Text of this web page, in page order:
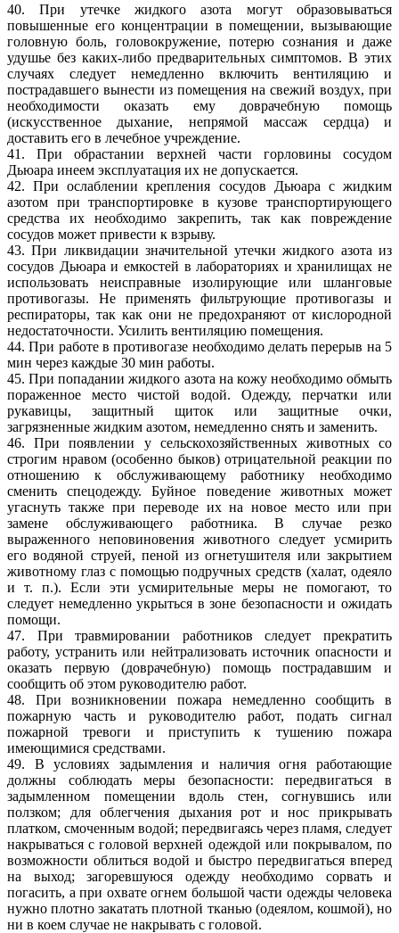
40. При утечке жидкого азота могут образовываться
повышенные его концентрации в помещении, вызывающие
головную боль, головокружение, потерю сознания и даже
удушье без каких-либо предварительных симптомов. В этих
случаях следует немедленно включить вентиляцию и
пострадавшего вынести из помещения на свежий воздух, при
необходимости оказать ему доврачебную помощь
(искусственное дыхание, непрямой массаж сердца) и
доставить его в лечебное учреждение.
41. При обрастании верхней части горловины сосудом
Дьюара инеем эксплуатация их не допускается.
42. При ослаблении крепления сосудов Дьюара с жидким
азотом при транспортировке в кузове транспортирующего
средства их необходимо закрепить, так как повреждение
сосудов может привести к взрыву.
43. При ликвидации значительной утечки жидкого азота из
сосудов Дьюара и емкостей в лабораториях и хранилищах не
использовать неисправные изолирующие или шланговые
противогазы. Не применять фильтрующие противогазы и
респираторы, так как они не предохраняют от кислородной
недостаточности. Усилить вентиляцию помещения.
44. При работе в противогазе необходимо делать перерыв на 5
мин через каждые 30 мин работы.
45. При попадании жидкого азота на кожу необходимо обмыть
пораженное место чистой водой. Одежду, перчатки или
рукавицы, защитный щиток или защитные очки,
загрязненные жидким азотом, немедленно снять и заменить.
46. При появлении у сельскохозяйственных животных со
строгим нравом (особенно быков) отрицательной реакции по
отношению к обслуживающему работнику необходимо
сменить спецодежду. Буйное поведение животных может
угаснуть также при переводе их на новое место или при
замене обслуживающего работника. В случае резко
выраженного неповиновения животного следует усмирить
его водяной струей, пеной из огнетушителя или закрытием
животному глаз с помощью подручных средств (халат, одеяло
и т. п.). Если эти усмирительные меры не помогают, то
следует немедленно укрыться в зоне безопасности и ожидать
помощи.
47. При травмировании работников следует прекратить
работу, устранить или нейтрализовать источник опасности и
оказать первую (доврачебную) помощь пострадавшим и
сообщить об этом руководителю работ.
48. При возникновении пожара немедленно сообщить в
пожарную часть и руководителю работ, подать сигнал
пожарной тревоги и приступить к тушению пожара
имеющимися средствами.
49. В условиях задымления и наличия огня работающие
должны соблюдать меры безопасности: передвигаться в
задымленном помещении вдоль стен, согнувшись или
ползком; для облегчения дыхания рот и нос прикрывать
платком, смоченным водой; передвигаясь через пламя, следует
накрываться с головой верхней одеждой или покрывалом, по
возможности облиться водой и быстро передвигаться вперед
на выход; загоревшуюся одежду необходимо сорвать и
погасить, а при охвате огнем большой части одежды человека
нужно плотно закатать плотной тканью (одеялом, кошмой), но
ни в коем случае не накрывать с головой.